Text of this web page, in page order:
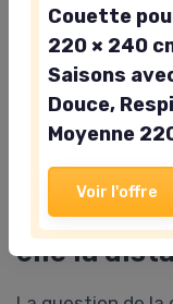
Durabilité
elle la
Couette
220 × 240
Saisons
Douce,
Moyenne
Voir l'offre